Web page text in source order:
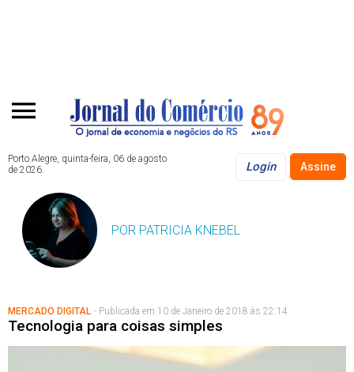
Porto Alegre, quinta-feira, 06 de agosto
de 2026.
Login Assine
POR PATRICIA KNEBEL
MERCADO DIGITAL - Publicada em 10 de Janeiro de 2018 às 22:14
Tecnologia para coisas simples